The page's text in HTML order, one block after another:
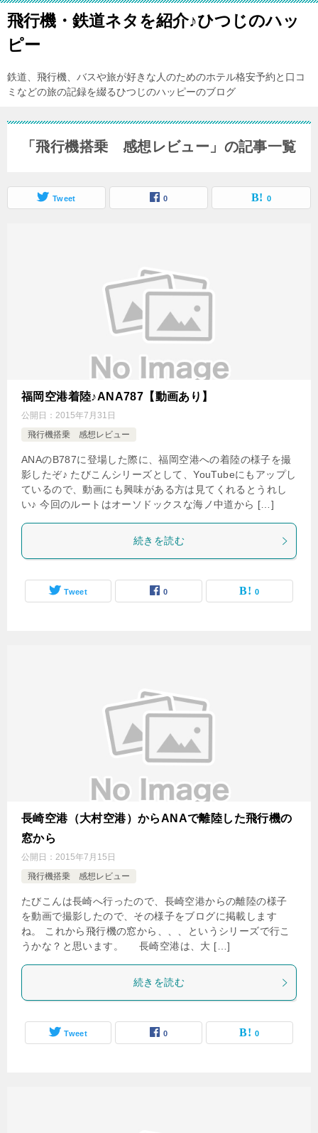
飛行機・鉄道ネタを紹介♪ひつじのハッ
ピー
鉄道、飛行機、バスや旅が好きな人のためのホテル格安予約と口コ
ミなどの旅の記録を綴るひつじのハッピーのブログ
「飛行機搭乗 感想レビュー」の記事一覧
Tweet 0 0
福岡空港着陸♪ANA787【動画あり】
公開日： 2015年7月31日
飛行機搭乗 感想レビュー
ANAのB787に登場した際に、福岡空港への着陸の様子を撮
影したぞ♪ たびこんシリーズとして、YouTubeにもアップし
ているので、動画にも興味がある方は見てくれるとうれし
い♪ 今回のルートはオーソドックスな海ノ中道から […]
続きを読む
Tweet 0 0
長崎空港（大村空港）からANAで離陸した飛行機の
窓から
公開日： 2015年7月15日
飛行機搭乗 感想レビュー
たびこんは長崎へ行ったので、長崎空港からの離陸の様子
を動画で撮影したので、その様子をブログに掲載します
ね。 これから飛行機の窓から、、、というシリーズで行こ
うかな？と思います。 長崎空港は、大 […]
続きを読む
Tweet 0 0